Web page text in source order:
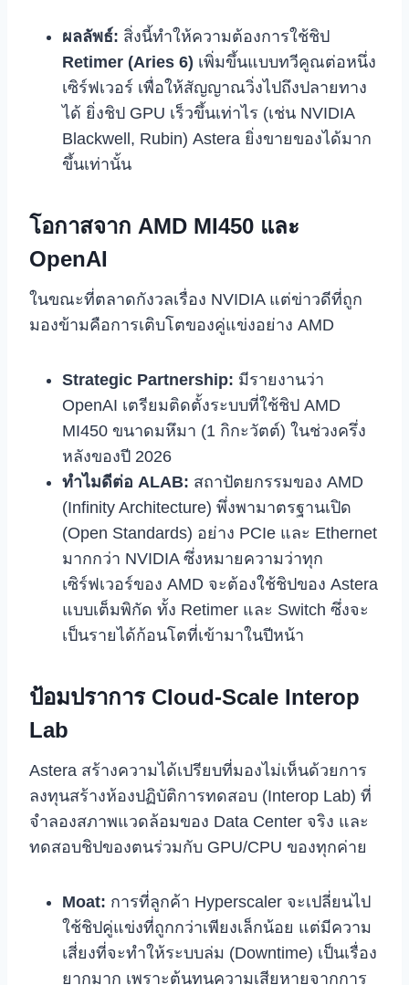
ผลลัพธ์: สิ่งนี้ทำให้ความต้องการใช้ชิป
Retimer (Aries 6) เพิ่มขึ้นแบบทวีคูณต่อหนึ่ง
เซิร์ฟเวอร์ เพื่อให้สัญญาณวิ่งไปถึงปลายทาง
ได้ ยิ่งชิป GPU เร็วขึ้นเท่าไร (เช่น NVIDIA
Blackwell, Rubin) Astera ยิ่งขายของได้มาก
ขึ้นเท่านั้น
โอกาสจาก AMD MI450 และ
OpenAI
ในขณะที่ตลาดกังวลเรื่อง NVIDIA แต่ข่าวดีที่ถูก
มองข้ามคือการเติบโตของคู่แข่งอย่าง AMD
Strategic Partnership: มีรายงานว่า
OpenAI เตรียมติดตั้งระบบที่ใช้ชิป AMD
MI450 ขนาดมหึมา (1 กิกะวัตต์) ในช่วงครึ่ง
หลังของปี 2026
ทำไมดีต่อ ALAB: สถาปัตยกรรมของ AMD
(Infinity Architecture) พึ่งพามาตรฐานเปิด
(Open Standards) อย่าง PCIe และ Ethernet
มากกว่า NVIDIA ซึ่งหมายความว่าทุก
เซิร์ฟเวอร์ของ AMD จะต้องใช้ชิปของ Astera
แบบเต็มพิกัด ทั้ง Retimer และ Switch ซึ่งจะ
เป็นรายได้ก้อนโตที่เข้ามาในปีหน้า
ป้อมปราการ Cloud-Scale Interop
Lab
Astera สร้างความได้เปรียบที่มองไม่เห็นด้วยการ
ลงทุนสร้างห้องปฏิบัติการทดสอบ (Interop Lab) ที่
จำลองสภาพแวดล้อมของ Data Center จริง และ
ทดสอบชิปของตนร่วมกับ GPU/CPU ของทุกค่าย
Moat: การที่ลูกค้า Hyperscaler จะเปลี่ยนไป
ใช้ชิปคู่แข่งที่ถูกกว่าเพียงเล็กน้อย แต่มีความ
เสี่ยงที่จะทำให้ระบบล่ม (Downtime) เป็นเรื่อง
ยากมาก เพราะต้นทุนความเสียหายจากการ